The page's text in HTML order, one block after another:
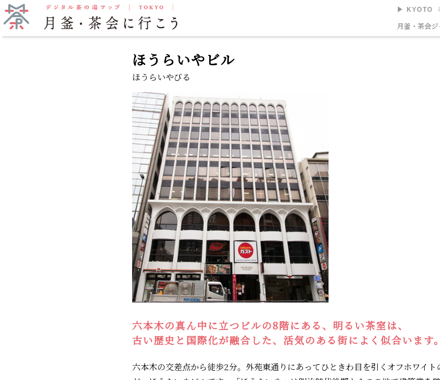
▶︎ KYOTO
月釜・茶会
抹茶をいただく
ほうらいやビル
ほうらいやびる
六本木の真ん中に立つビルの8階にある、明るい茶室は、
古い歴史と国際化が融合した、活気のある街によく似合います。
六本木の交差点から徒歩2分。外苑東通りにあってひときわ目を引くオフホワイ